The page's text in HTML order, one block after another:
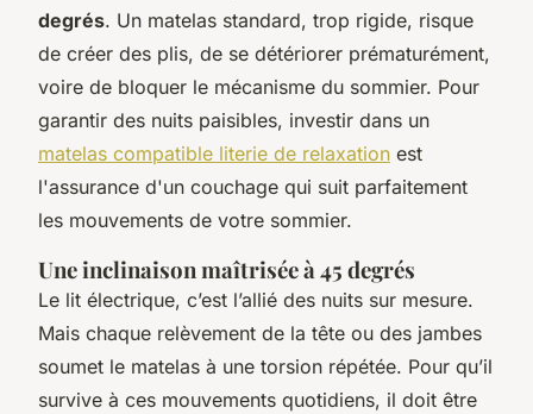
degrés. Un matelas standard, trop rigide, risque
de créer des plis, de se détériorer prématurément,
voire de bloquer le mécanisme du sommier. Pour
garantir des nuits paisibles, investir dans un
matelas compatible literie de relaxation est
l'assurance d'un couchage qui suit parfaitement
les mouvements de votre sommier.
Une inclinaison maîtrisée à 45 degrés
Le lit électrique, c’est l’allié des nuits sur mesure.
Mais chaque relèvement de la tête ou des jambes
soumet le matelas à une torsion répétée. Pour qu’il
survive à ces mouvements quotidiens, il doit être